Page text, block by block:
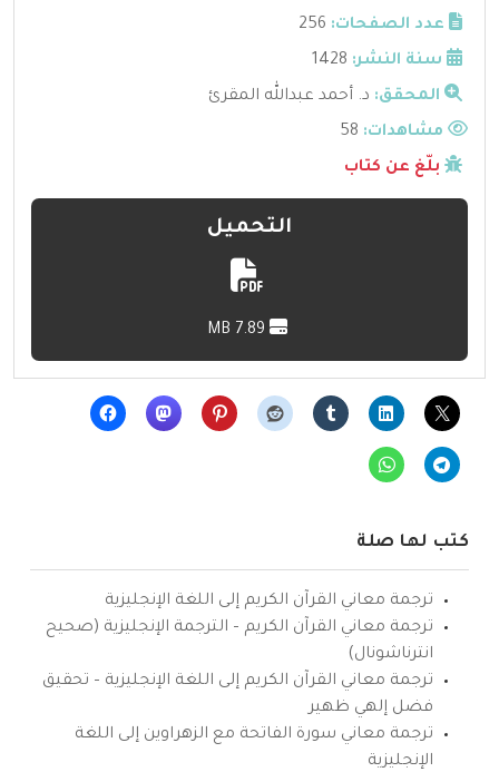
عدد الصفحات: 256
سنة النشر: 1428
المحقق: د. أحمد عبدالله المقرئ
مشاهدات:
بلّغ عن كتاب
التحميل
كتب لها صلة
ترجمة معاني القرآن الكريم إلى اللغة الإنجليزية
ترجمة معاني القرآن الكريم – الترجمة الإنجليزية (صحيح
انترناشونال)
ترجمة معاني القرآن الكريم إلى اللغة الإنجليزية – تحقيق
فضل إلهي ظهير
ترجمة معاني سورة الفاتحة مع الزهراوين إلى اللغة
الإنجليزية